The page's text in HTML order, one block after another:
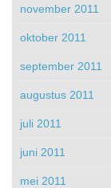
november 2011
oktober 2011
september 2011
augustus 2011
juli 2011
juni 2011
mei 2011